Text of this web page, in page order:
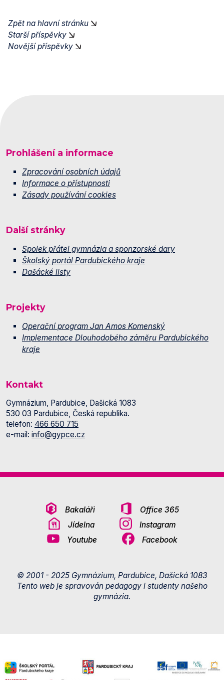
Zpět na hlavní stránku
Starší příspěvky
Novější příspěvky
Prohlášení a informace
Zpracování osobních údajů
Informace o přístupnosti
Zásady používání cookies
Další stránky
Spolek přátel gymnázia a sponzorské dary
Školský portál Pardubického kraje
Dašácké listy
Projekty
Operační program Jan Amos Komenský
Implementace Dlouhodobého záměru Pardubického
kraje
Kontakt
Gymnázium, Pardubice, Dašická 1083
530 03 Pardubice, Česká republika.
telefon: 466 650 715
e-mail: info@gypce.cz
Bakaláři
Office 365
Jídelna
Instagram
Youtube
Facebook
© 2001 - 2025 Gymnázium, Pardubice, Dašická 1083
Tento web je spravován pedagogy i studenty našeho
gymnázia.